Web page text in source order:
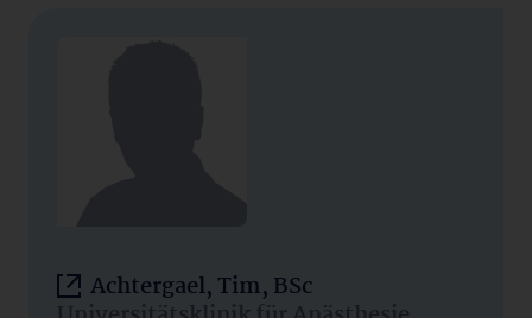
Achtergael, Tim, BSc